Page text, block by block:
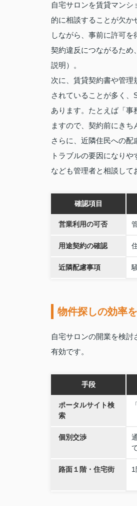
自宅サロンを賃貸マン
的に相談することが欠
しながら、事前に許可
契約違反につながるため
説明）。
次に、賃貸契約書や管
されていることが多く
あります。たとえば「
ますので、契約前にきち
さらに、近隣住民への
トラブルの要因になり
なども管理者と相談して
確認項目
営業利用の可否
用途契約の確認
近隣配慮事項
物件探しの効率
自宅サロンの開業を検
有効です。
手段
ポータルサイト検
索
個別交渉
路面１階・住宅街